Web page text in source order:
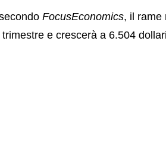
FocusEconomics, il rame
e crescerà a 6.504